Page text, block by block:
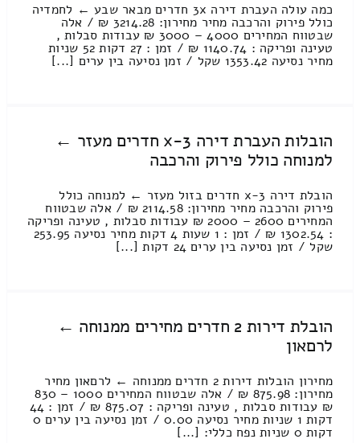
כמה עולה העברת דירה 3x חדרים מבאר שבע ← לחמדיה
כולל פירוק והרכבה מחיר מחירון: 3214.28 ₪ / אלה
שבטווח המחירים 4000 – 3000 ₪ עבודות סבלות ,
טעינה ופריקה : 1140.74 ₪ / זמן : 27 דקות 52 שניות
מחיר נסיעה 1353.42 שקל / זמן נסיעה בין ערים [...]
הובלות העברת דירה 3-x חדרים מעזר ←
למנוחה כולל פירוק והרכבה
הובלת דירה 3-x חדרים בזול מעזר ← למנוחה כולל
פירוק והרכבה מחיר מחירון: 2114.58 ₪ / אלה שבטווח
המחירים 2600 – 2000 ₪ עבודות סבלות , טעינה ופריקה
: 1302.54 ₪ / זמן : 1 שעות 4 דקות מחיר נסיעה 253.95
שקל / זמן נסיעה בין ערים 24 דקות [...]
הובלת דירות 2 חדרים מחירים ממנוחה ←
לרםאון
מחירון הובלות דירות 2 חדרים ממנוחה ← לרםאון מחיר
מחירון: 875.98 ₪ / אלה שבטווח המחירים 1000 – 830
₪ עבודות סבלות , טעינה ופריקה : 875.07 ₪ / זמן : 44
דקות 1 שניות מחיר נסיעה 0.00 / זמן נסיעה בין ערים 0
דקות 0 שניות נפח כללי: [...]